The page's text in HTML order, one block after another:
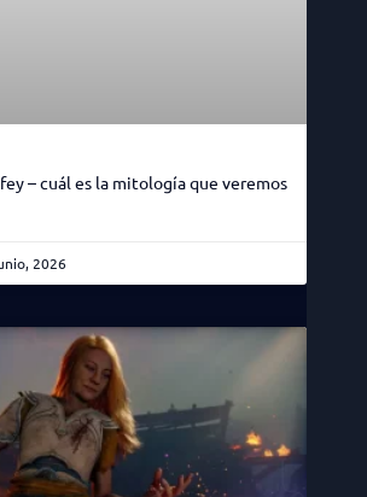
– cuál es la mitología que veremos
2026